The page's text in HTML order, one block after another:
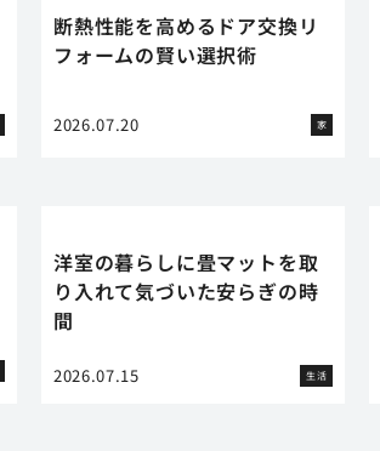
断熱性能を高めるドア交換リ
フォームの賢い選択術
2026.07.20 家
洋室の暮らしに畳マットを取
り入れて気づいた安らぎの時
間
2026.07.15 生活